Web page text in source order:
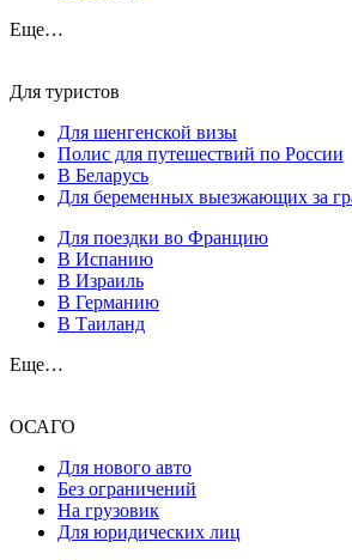
Еще…
Для туристов
Для шенгенской визы
Полис для путешествий по России
В Беларусь
Для беременных выезжающих за
Для поездки во Францию
В Испанию
В Израиль
В Германию
В Таиланд
Еще…
ОСАГО
Для нового авто
Без ограничений
На грузовик
Для юридических лиц